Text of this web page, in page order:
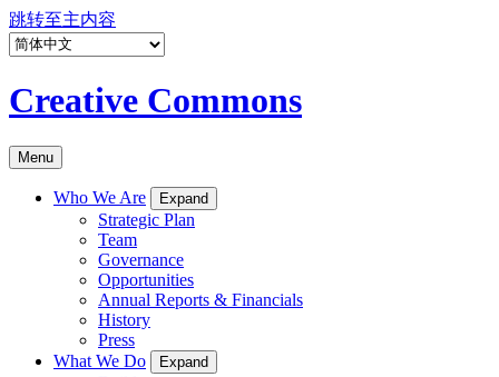
跳转至主内容
Creative Commons
Menu
Who We Are Expand
Strategic Plan
Team
Governance
Opportunities
Annual Reports & Financials
History
Press
What We Do
Expand